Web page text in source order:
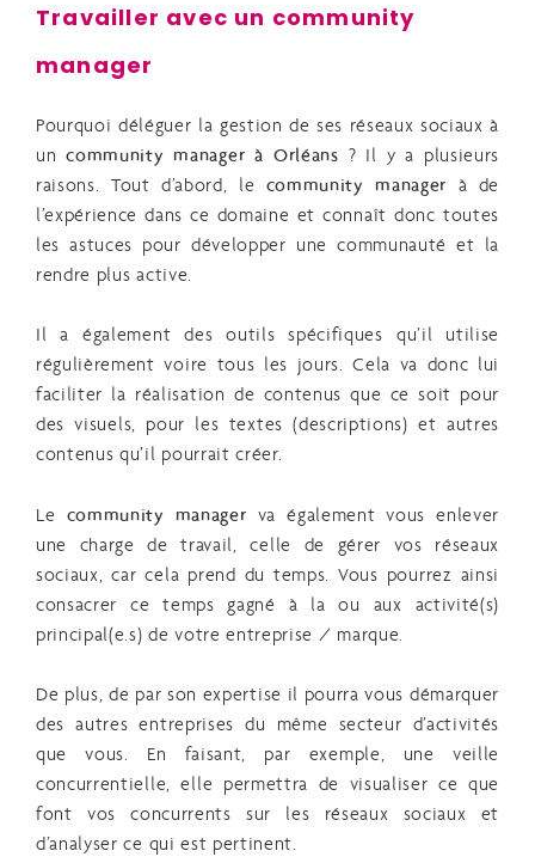
Travailler avec un community
manager
Pourquoi déléguer la gestion de ses réseaux sociaux à
uncommunity manager à Orléans ? Il y a plusieurs
raisons. Tout d’abord, le community manager à de
l’expérience dans ce domaine et connaît donc toutes
les astuces pour développer une communauté et la
rendre plus active.
Il a également des outils spécifiques qu’il utilise
régulièrement voire tous les jours. Cela va donc lui
faciliter la réalisation de contenus que ce soit pour
des visuels, pour les textes (descriptions) et autres
contenus qu’il pourrait créer.
Le community manager va également vous enlever
une charge de travail, celle de gérer vos réseaux
sociaux, car cela prend du temps. Vous pourrez ainsi
consacrer ce temps gagné à la ou aux activité(s)
principal(e.s) de votre entreprise / marque.
De plus, de par son expertise il pourra vous démarquer
des autres entreprises du même secteur d’activités
que vous. En faisant, par exemple, une veille
concurrentielle, elle permettra de visualiser ce que
font vos concurrents sur les réseaux sociaux et
d’analyser ce qui est pertinent.